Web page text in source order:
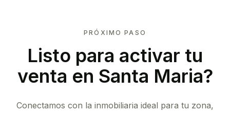
PRÓXIMO PASO
Listo para activar tu
venta en Santa Maria?
Conectamos con la inmobiliaria ideal para tu zona,